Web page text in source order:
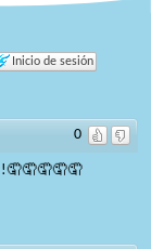
Inicio de sesión
0